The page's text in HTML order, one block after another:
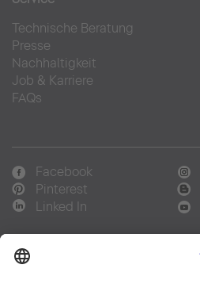
Technische Beratung
Presse
Nachhaltigkeit
Job & Karriere
FAQs
Facebook
Pinterest
Linked In
Sprachauswahl: